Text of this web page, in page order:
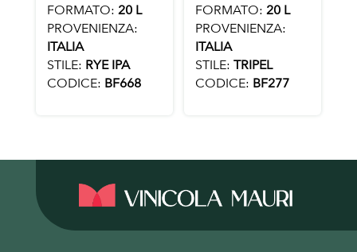
FORMATO: 20 L
PROVENIENZA:
ITALIA
STILE: RYE IPA
CODICE: BF668
FORMATO: 20 L
PROVENIENZA:
ITALIA
STILE: TRIPEL
CODICE: BF277